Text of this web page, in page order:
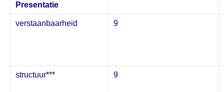
Presentatie
verstaanbaarheid 9
structuur*** 9